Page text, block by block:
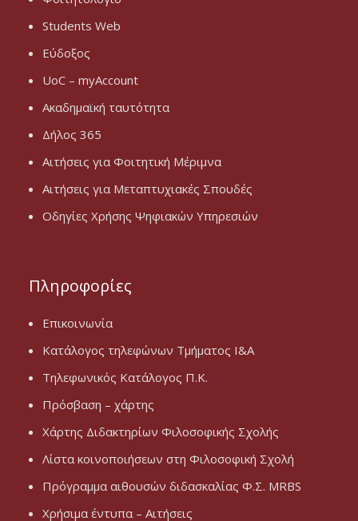
Students Web
Εύδοξος
UoC – myAccount
Ακαδημαϊκή ταυτότητα
Δήλος 365
Αιτήσεις για Φοιτητική Μέριμνα
Αιτήσεις για Μεταπτυχιακές Σπουδές
Οδηγίες Χρήσης Ψηφιακών Υπηρεσιών
Πληροφορίες
Επικοινωνία
Κατάλογος τηλεφώνων Τμήματος Ι&Α
Τηλεφωνικός Κατάλογος Π.Κ.
Πρόσβαση – χάρτης
Χάρτης Διδακτηρίων Φιλοσοφικής Σχολής
Λίστα κοινοποιήσεων στη Φιλοσοφική Σχολή
Πρόγραμμα αιθουσών διδασκαλίας Φ.Σ. MRBS
Χρήσιμα έντυπα – Αιτήσεις